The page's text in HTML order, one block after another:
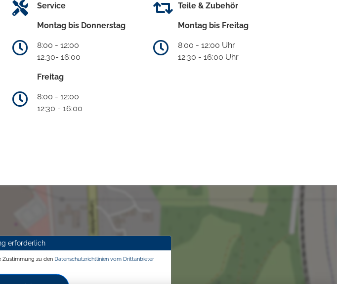
Service
Montag bis Donnerstag
8:00 - 12:00
12.30- 16:00
Freitag
8:00 - 12:00
12:30 - 16:00
Teile & Zubehör
Montag bis Freitag
8:00 - 12:00 Uhr
12:30 - 16:00 Uhr
erforderlich
Zustimmung zu den Datenschutzrichtlinien vom Drittanbieter
aktivieren